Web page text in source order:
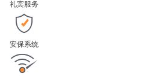
礼宾服务
安保系统